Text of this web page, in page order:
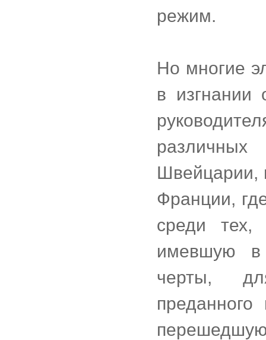
режим.
Но многие
в изгнании
различных
Швейцарии,
Франции,
среди тех,
имевшую в
черты,